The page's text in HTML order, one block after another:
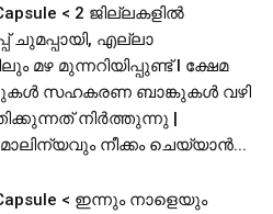
< 2 ജില്ലകളിൽ
ചുമപ്പായി, എല്ലാ
മഴ മുന്നറിയിപ്പുണ്ട് I ക്ഷേമ
സഹകരണ ബാങ്കുകൾ വഴി
നിർത്തുന്നു |
നീക്കം ചെയ്യാൻ...
< ഇന്നും നാളെയും